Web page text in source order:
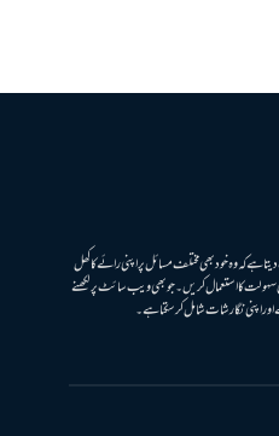
ہے کہ وہ خود بھی مختلف مسائل پر اپنی رائے کا کھل
کا استعمال کریں۔ جو بھی ویب سائٹ پر لکھنے
اور اپنی نگارشات شامل کرسکتا ہے۔